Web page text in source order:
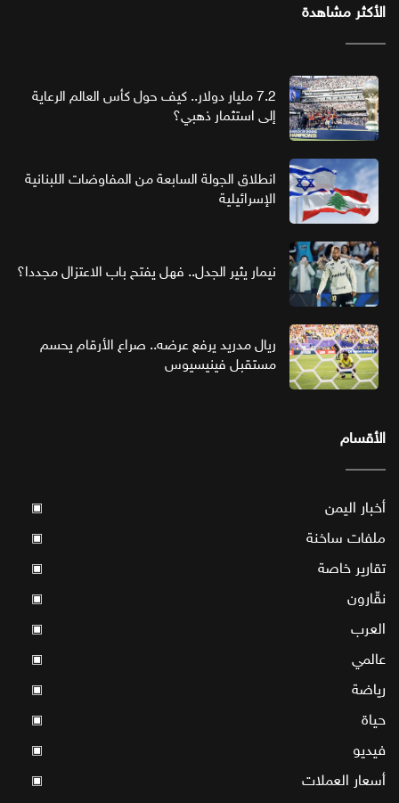
الأكثر مشاهدة
7.2 مليار دولار.. كيف حول كأس العالم الرعاية
إلى استثمار ذهبي؟
انطلاق الجولة السابعة من المفاوضات اللبنانية
الإسرائيلية
نيمار يثير الجدل.. فهل يفتح باب الاعتزال مجددا؟
ريال مدريد يرفع عرضه.. صراع الأرقام يحسم
مستقبل فينيسيوس
الأقسام
أخبار اليمن ▣
ملفات ساخنة ▣
تقارير خاصة ▣
نقّارون ▣
العرب ▣
عالمي ▣
رياضة ▣
حياة ▣
فيديو ▣
أسعار العملات ▣